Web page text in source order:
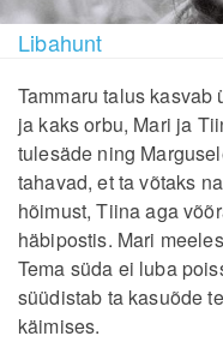
Libahunt
Tammaru talus kasvab
ja kaks orbu, Mari ja
tulesäde ning
tahavad, et ta võtaks
hõimust, Tiina aga
häbipostis. Mari
Tema süda ei luba
süüdistab ta kasuõde
käimises.